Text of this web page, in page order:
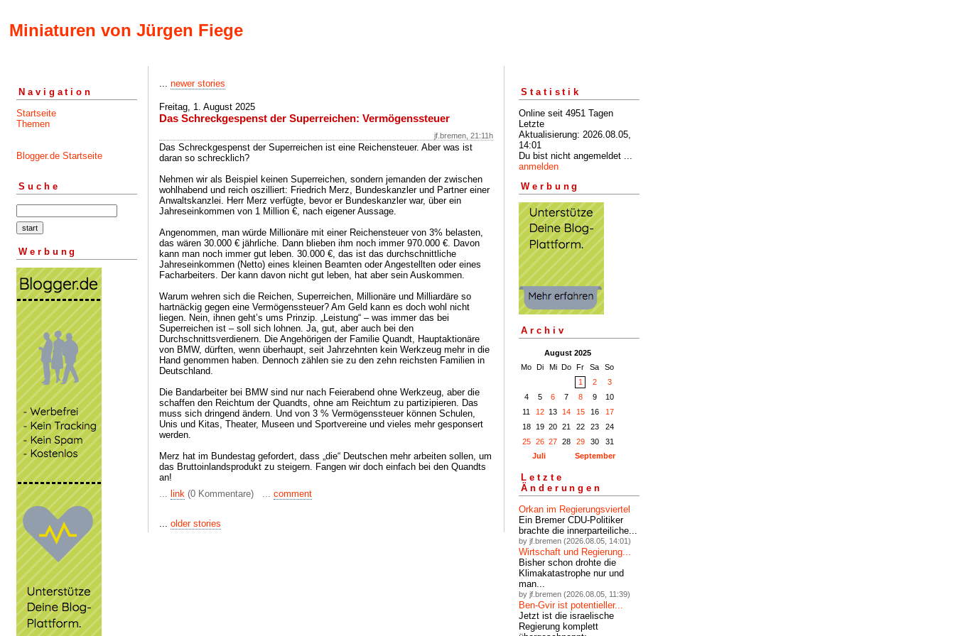
Miniaturen von Jürgen Fiege
Navigation
Startseite
Themen
Blogger.de Startseite
Suche
Werbung
... newer stories
Freitag, 1. August 2025
Das Schreckgespenst der Superreichen: Vermögenssteuer
jf.bremen, 21:11h
Das Schreckgespenst der Superreichen ist eine Reichensteuer. Aber was ist
daran so schrecklich?
Nehmen wir als Beispiel keinen Superreichen, sondern jemanden der zwischen
wohlhabend und reich oszilliert: Friedrich Merz, Bundeskanzler und Partner einer
Anwaltskanzlei. Herr Merz verfügte, bevor er Bundeskanzler war, über ein
Jahreseinkommen von 1 Million €, nach eigener Aussage.
Angenommen, man würde Millionäre mit einer Reichensteuer von 3% belasten,
das wären 30.000 € jährliche. Dann blieben ihm noch immer 970.000 €. Davon
kann man noch immer gut leben. 30.000 €, das ist das durchschnittliche
Jahreseinkommen (Netto) eines kleinen Beamten oder Angestellten oder eines
Facharbeiters. Der kann davon nicht gut leben, hat aber sein Auskommen.
Warum wehren sich die Reichen, Superreichen, Millionäre und Milliardäre so
hartnäckig gegen eine Vermögenssteuer? Am Geld kann es doch wohl nicht
liegen. Nein, ihnen geht’s ums Prinzip. „Leistung“ – was immer das bei
Superreichen ist – soll sich lohnen. Ja, gut, aber auch bei den
Durchschnittsverdienern. Die Angehörigen der Familie Quandt, Hauptaktionäre
von BMW, dürften, wenn überhaupt, seit Jahrzehnten kein Werkzeug mehr in die
Hand genommen haben. Dennoch zählen sie zu den zehn reichsten Familien in
Deutschland.
Die Bandarbeiter bei BMW sind nur nach Feierabend ohne Werkzeug, aber die
schaffen den Reichtum der Quandts, ohne am Reichtum zu partizipieren. Das
muss sich dringend ändern. Und von 3 % Vermögenssteuer können Schulen,
Unis und Kitas, Theater, Museen und Sportvereine und vieles mehr gesponsert
werden.
Merz hat im Bundestag gefordert, dass „die“ Deutschen mehr arbeiten sollen, um
das Bruttoinlandsprodukt zu steigern. Fangen wir doch einfach bei den Quandts
an!
... link (0 Kommentare) ... comment
... older stories
Statistik
Online seit 4951 Tagen
Letzte
Aktualisierung: 2026.08.05,
14:01
Du bist nicht angemeldet ...
anmelden
Werbung
Archiv
August 2025
Mo Di Mi Do Fr Sa
So
1
2
3
4
5 6 7 8 9
10
11
12 13 14 15 16
17
18
19 20 21 22 23
24
25
26 27 28 29 30
31
Juli
September
Letzte
Änderungen
Orkan im Regierungsviertel
Ein Bremer CDU-Politiker
brachte die innerparteiliche...
by jf.bremen (2026.08.05, 14:01)
Wirtschaft und Regierung...
Bisher schon drohte die
Klimakatastrophe nur und
man...
by jf.bremen (2026.08.05, 11:39)
Ben-Gvir ist potentieller...
Jetzt ist die israelische
Regierung komplett